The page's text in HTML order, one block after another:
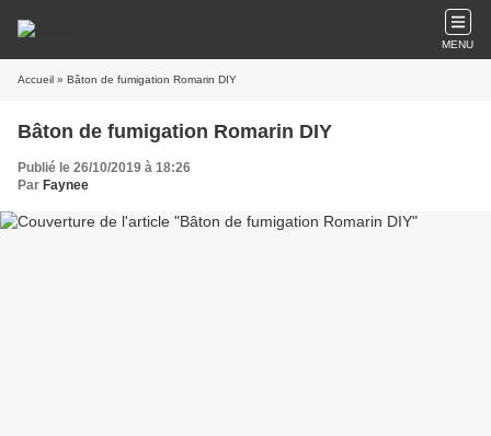
MENU
Accueil » Bâton de fumigation Romarin DIY
Bâton de fumigation Romarin DIY
Publié le 26/10/2019 à 18:26
Par Faynee